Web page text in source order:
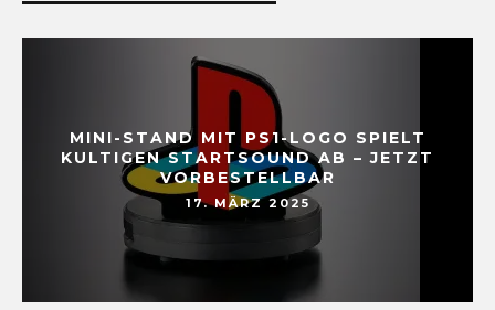
MINI-STAND MIT PS1-LOGO SPIELT
KULTIGEN STARTSOUND AB – JETZT
VORBESTELLBAR
17. MÄRZ 2025